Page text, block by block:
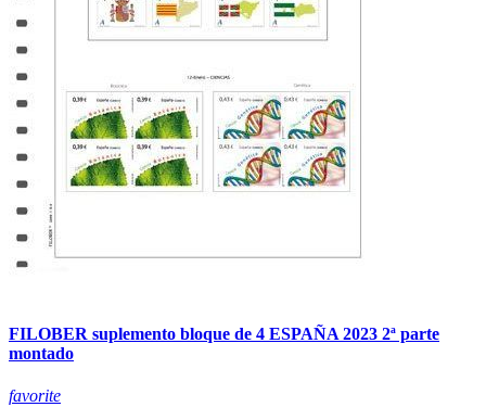
FILOBER suplemento bloque de 4 ESPAÑA 2023 2ª parte
montado
favorite